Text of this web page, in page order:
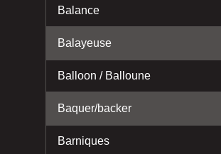
Balance
Balayeuse
Balloon / Balloune
Baquer/backer
Barniques